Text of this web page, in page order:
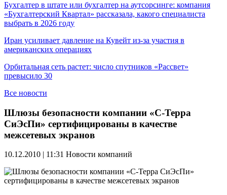
Бухгалтер в штате или бухгалтер на аутсорсинге: компания
«Бухгалтерский Квартал» рассказала, какого специалиста
выбрать в 2026 году
Иран усиливает давление на Кувейт из-за участия в
американских операциях
Орбитальная сеть растет: число спутников «Рассвет»
превысило 30
Все новости
Шлюзы безопасности компании «С-Терра
CиЭсПи» сертифицированы в качестве
межсетевых экранов
10.12.2010 | 11:31 Новости компаний